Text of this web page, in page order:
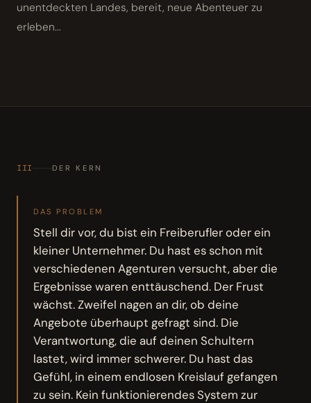
unentdeckten Landes, bereit, neue Abenteuer zu
erleben...
III DER KERN
DAS PROBLEM
Stell dir vor, du bist ein Freiberufler oder ein
kleiner Unternehmer. Du hast es schon mit
verschiedenen Agenturen versucht, aber die
Ergebnisse waren enttäuschend. Der Frust
wächst. Zweifel nagen an dir, ob deine
Angebote überhaupt gefragt sind. Die
Verantwortung, die auf deinen Schultern
lastet, wird immer schwerer. Du hast das
Gefühl, in einem endlosen Kreislauf gefangen
zu sein. Kein funktionierendes System zur